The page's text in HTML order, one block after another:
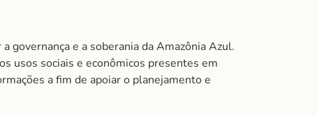
governança e a soberania da Amazônia Azul.
usos sociais e econômicos presentes em
a fim de apoiar o planejamento e